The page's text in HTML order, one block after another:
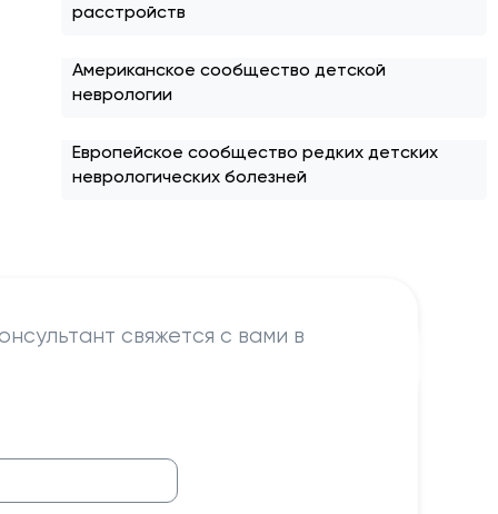
расстройств
Американское сообщество детской
неврологии
Европейское сообщество редких детских
неврологических болезней
свяжется с вами в